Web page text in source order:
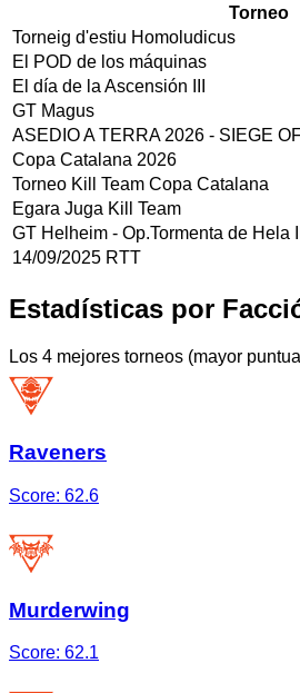
Torneo
Torneig d'estiu Homoludicus
El POD de los máquinas
El día de la Ascensión III
GT Magus
ASEDIO A TERRA 2026 - SIEGE
Copa Catalana 2026
Torneo Kill Team Copa Catalana
Egara Juga Kill Team
GT Helheim - Op.Tormenta de Hela II
14/09/2025 RTT
Estadísticas por
Los 4 mejores torneos (mayor
Raveners
Score: 62.6
Murderwing
Score: 62.1